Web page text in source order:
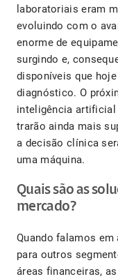
laboratoriais eram
evoluindo com o
enorme de
surgindo e,
disponíveis que
diagnóstico. O
inteligência artificial
trarão ainda mais
a decisão clínica
uma máquina.
Quais são as
mercado?
Quando falamos
para outros
áreas financeiras,